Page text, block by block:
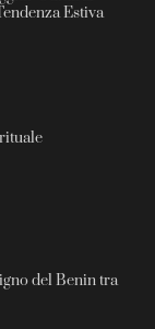
Estiva
del Benin tra